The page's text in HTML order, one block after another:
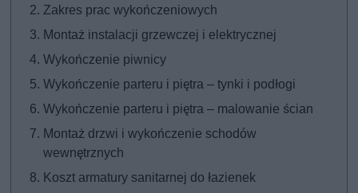
Zakres prac wykończeniowych
Montaż instalacji grzewczej i elektrycznej
Wykończenie piwnicy
Wykończenie parteru i piętra – tynki i podłogi
Wykończenie parteru i piętra – malowanie ścian
Montaż drzwi i wykończenie schodów
wewnętrznych
Koszt armatury sanitarnej do łazienek